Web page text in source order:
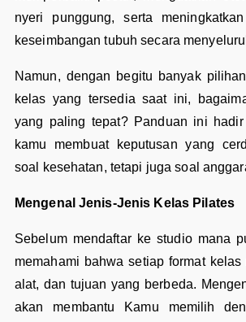
nyeri punggung, serta
keseimbangan tubuh secara
Namun, dengan begitu banyak
kelas yang tersedia saat ini,
yang paling tepat? Panduan ini hadir
kamu membuat keputusan yang
soal kesehatan, tetapi juga soal
Mengenal Jenis-Jenis Kelas Pilates
Sebelum mendaftar ke studio mana
memahami bahwa setiap format kelas
alat, dan tujuan yang berbeda.
akan membantu Kamu memilih